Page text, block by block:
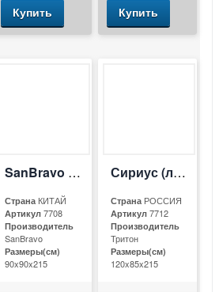
Купить Купить
SanBravo SB-С923А
Страна КИТАЙ
Артикул 7708
Производитель
SanBravo
Размеры(см)
90x90x215
Сириус (левый)
СтранаРОССИЯ
Артикул7712
Производитель
Тритон
Размеры(см)
120x85x215